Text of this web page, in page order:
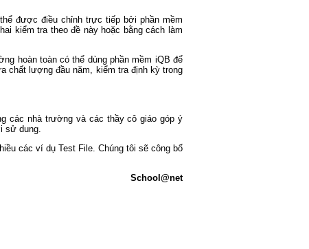
được điều chỉnh trực tiếp bởi phần mềm
kiểm tra theo đề này hoặc bằng cách làm
hoàn toàn có thể dùng phần mềm iQB để
chất lượng đầu năm, kiểm tra định kỳ trong
các nhà trường và các thầy cô giáo góp ý
sử dung.
các ví dụ Test File. Chúng tôi sẽ công bố
School@net